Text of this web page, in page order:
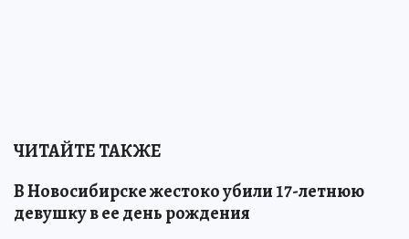
ЧИТАЙТЕ ТАКЖЕ
В Новосибирске жестоко убили 17-летнюю
девушку в ее день рождения